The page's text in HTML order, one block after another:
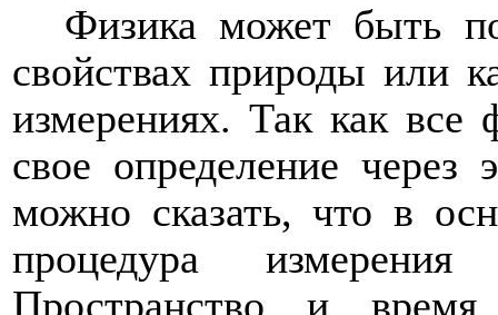
Физика может быть
свойствах природы или
измерениях. Так как все
свое определение
можно сказать, что в
процедура
Пространство и